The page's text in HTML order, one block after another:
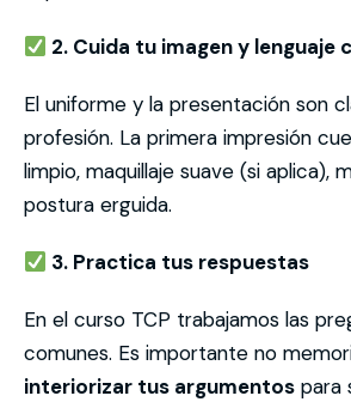
2. Cuida tu imagen y lenguaje
El uniforme y la presentación son
profesión. La primera impresión
limpio, maquillaje suave (si aplica),
postura erguida.
3. Practica tus respuestas
En el curso TCP trabajamos las
comunes. Es importante no
interiorizar tus argumentos para